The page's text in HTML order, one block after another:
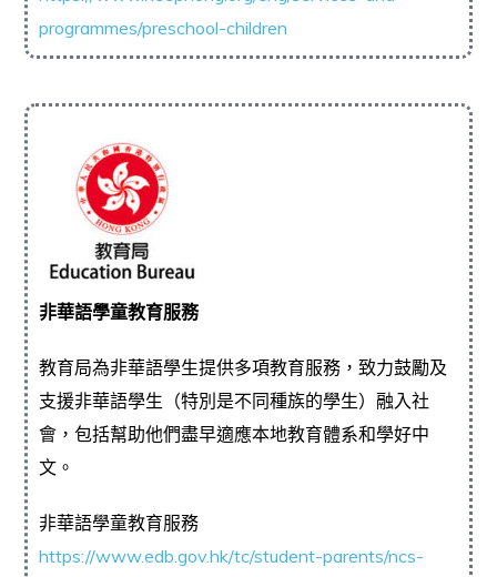
programmes/preschool-children
非華語學童教育服務
教育局為非華語學生提供多項教育服務，致力鼓勵及
支援非華語學生（特別是不同種族的學生）融入社
會，包括幫助他們盡早適應本地教育體系和學好中
文。
非華語學童教育服務
https://www.edb.gov.hk/tc/student-parents/ncs-